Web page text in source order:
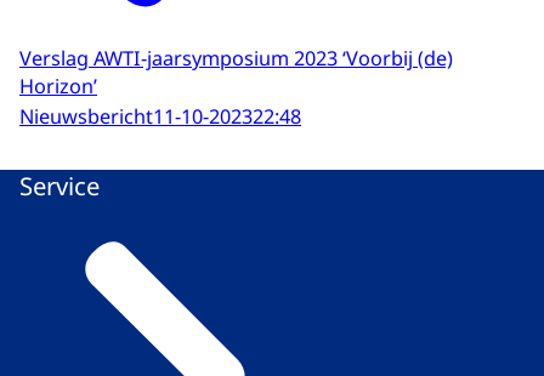
Verslag AWTI-jaarsymposium 2023 ‘Voorbij (de)
Horizon’
Nieuwsbericht11-10-202322:48
Service